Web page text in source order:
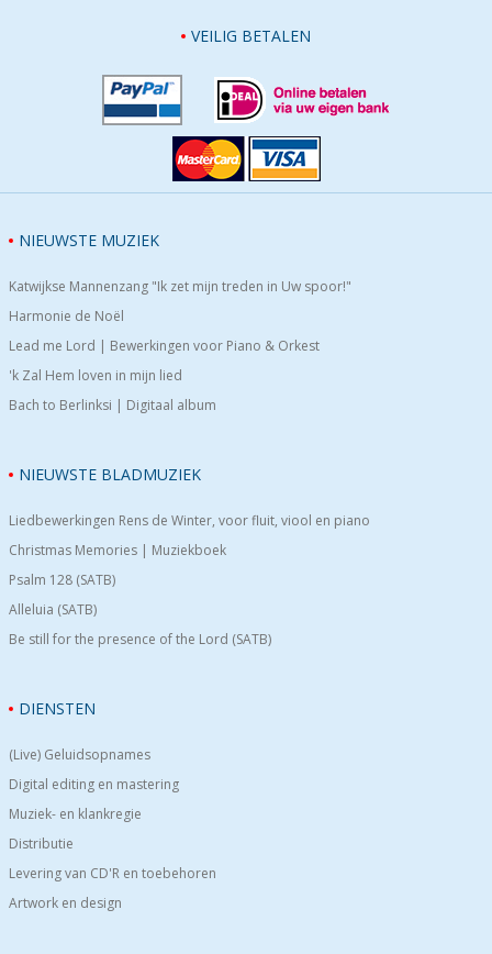
VEILIG BETALEN
NIEUWSTE MUZIEK
Katwijkse Mannenzang "Ik zet mijn treden in Uw spoor!"
Harmonie de Noël
Lead me Lord | Bewerkingen voor Piano & Orkest
'k Zal Hem loven in mijn lied
Bach to Berlinksi | Digitaal album
NIEUWSTE BLADMUZIEK
Liedbewerkingen Rens de Winter, voor fluit, viool en piano
Christmas Memories | Muziekboek
Psalm 128 (SATB)
Alleluia (SATB)
Be still for the presence of the Lord (SATB)
DIENSTEN
(Live) Geluidsopnames
Digital editing en mastering
Muziek- en klankregie
Distributie
Levering van CD'R en toebehoren
Artwork en design